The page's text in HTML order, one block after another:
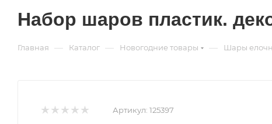
Набор шаров пластик.
Главная — Каталог — Новогодние товары — Шары
Артикул: 125397